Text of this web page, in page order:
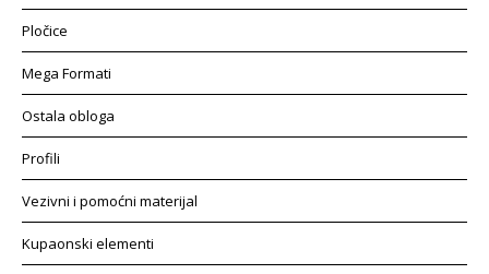
Pločice
Mega Formati
Ostala obloga
Profili
Vezivni i pomoćni materijal
Kupaonski elementi